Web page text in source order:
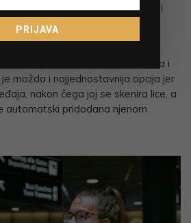
skupinu nakon što joj se oglasi
na tržištu, a radi se o
pristupa s detektorom lica i
možda i najjednostavnija opcija jer
nakon čega joj se skenira lice, a
automatski pridodana njenom
PRIJAVA